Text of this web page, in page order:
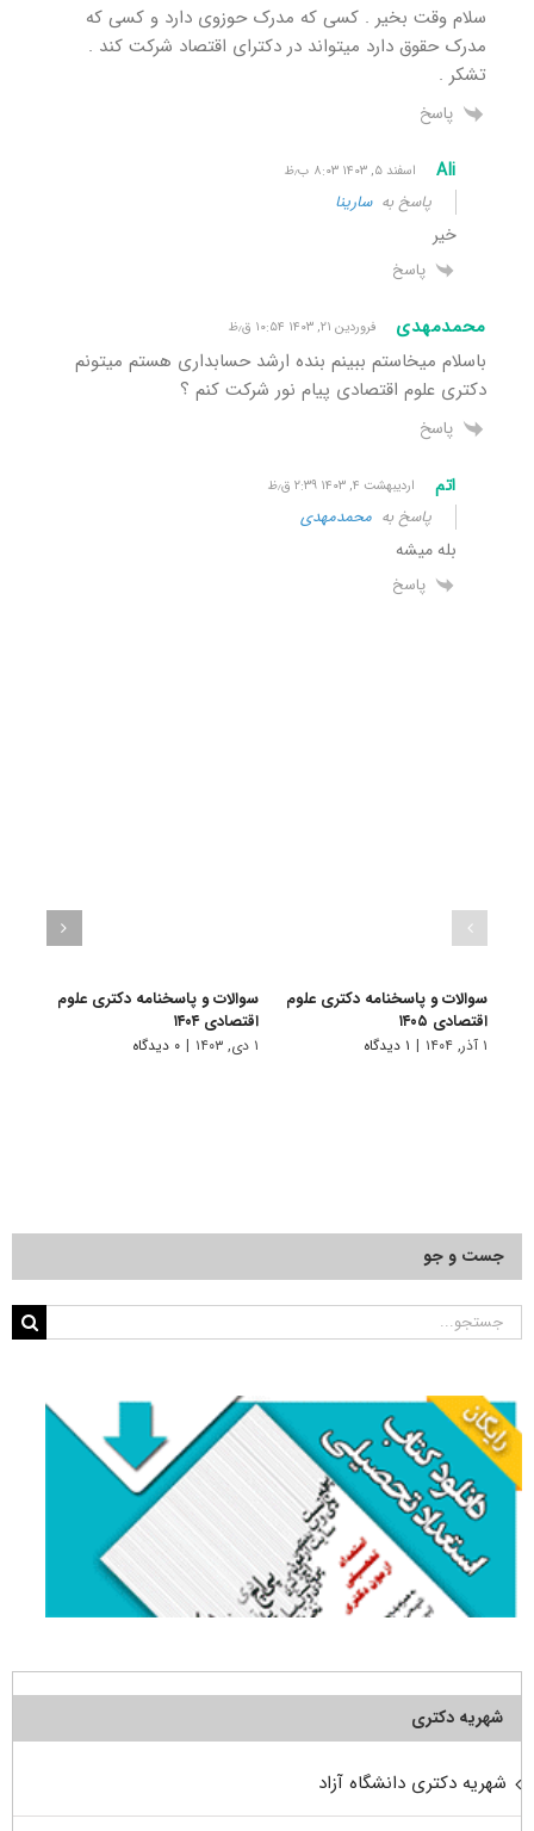
سلام وقت بخیر . کسی که مدرک حوزوی دارد و کسی که
مدرک حقوق دارد میتواند در دکترای اقتصاد شرکت کند ‌.
تشکر .
پاسخ
Ali اسفند ۵, ۱۴۰۳ ۸:۰۳ ب٫ظ
پاسخ بهسارینا
خیر
پاسخ
محمدمهدی فروردین ۲۱, ۱۴۰۳ ۱۰:۵۴ ق٫ظ
باسلام میخاستم ببینم بنده ارشد حسابداری هستم میتونم
دکتری علوم اقتصادی پیام نور شرکت کنم ؟
پاسخ
اتم اردیبهشت ۴, ۱۴۰۳ ۲:۳۹ ق٫ظ
پاسخ به محمدمهدی
بله میشه
پاسخ
سوالات و پاسخنامه دکتری علوم
اقتصادی ۱۴۰۵
۱ آذر, ۱۴۰۴ | ۱ دیدگاه
سوالات و پاسخنامه دکتری علوم
اقتصادی ۱۴۰۴
۱ دی, ۱۴۰۳ | ۰ دیدگاه
جست و جو
جستجو
شهریه دکتری
شهریه دکتری دانشگاه آزاد